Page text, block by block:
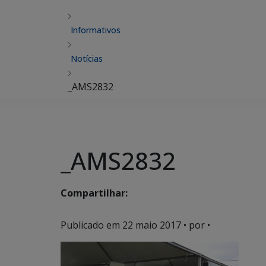
Informativos
Notícias
_AMS2832
_AMS2832
Compartilhar:
Publicado em 22 maio 2017 • por •